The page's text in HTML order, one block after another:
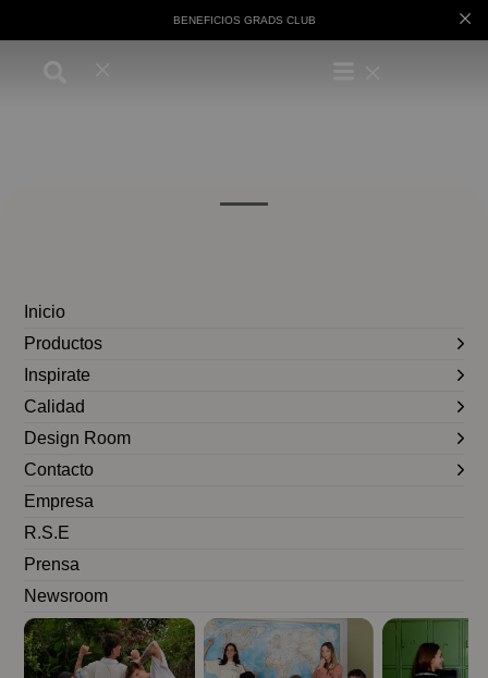
BENEFICIOS GRADS CLUB
Inicio
Productos
Inspirate
Calidad
Design Room
Contacto
Empresa
R.S.E
Prensa
Newsroom